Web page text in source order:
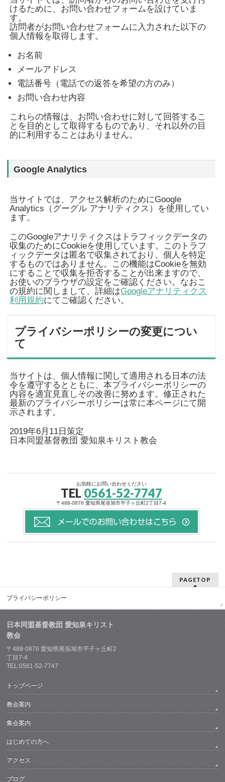
けるために、お問い合わせフォームを設けていま
す。
訪問者がお問い合わせフォームに入力された以下の
個人情報を取得します。
お名前
メールアドレス
電話番号（電話での返答を希望の方のみ）
お問い合わせ内容
これらの情報は、お問い合わせに対して回答するこ
とを目的として取得するものであり、それ以外の目
的に利用することはありません。
Google Analytics
当サイトでは、アクセス解析のためにGoogle
Analytics（グーグル アナリティクス）を使用してい
ます。
このGoogleアナリティクスはトラフィックデータの
収集のためにCookieを使用しています。このトラフ
ィックデータは匿名で収集されており、個人を特定
するものではありません。この機能はCookieを無効
にすることで収集を拒否することが出来ますので、
お使いのブラウザの設定をご確認ください。なおこ
の規約に関しまして、詳細はGoogleアナリティクス
利用規約にてご確認ください。
プライバシーポリシーの変更につい
て
当サイトは、個人情報に関して適用される日本の法
令を遵守するとともに、本プライバシーポリシーの
内容を適宜見直しその改善に努めます。修正された
最新のプライバシーポリシーは常に本ページにて開
示されます。
2019年6月11日策定
日本同盟基督教団 愛知泉キリスト教会
お気軽にお問い合わせください
TEL 0561-52-7747
〒488-0876 愛知県尾張旭市平子ヶ丘町2丁目7-4
PAGETOP
プライバシーポリシー
日本同盟基督教団 愛知泉キリスト
教会
〒488-0876 愛知県尾張旭市平子ヶ丘町2
丁目7-4
TEL:0561-52-7747
トップページ
教会案内
集会案内
はじめての方へ
アクセス
ブログ